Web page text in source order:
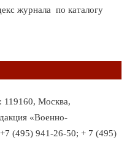
журнала по каталогу
119160, Москва,
«Военно-
(495) 941-26-50; + 7 (495)